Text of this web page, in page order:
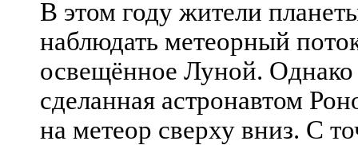
В этом году жители
наблюдать метеорный
освещённое Луной. Однако
сделанная астронавтом
на метеор сверху вниз. С